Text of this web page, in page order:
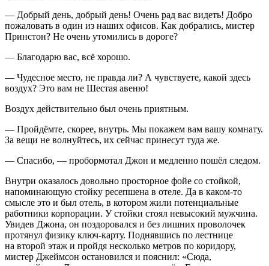
— Добрый день, добрый день! Очень рад вас видеть! Добро
пожаловать в один из наших офисов. Как добрались, мистер
Принстон? Не очень утомились в дороге?
— Благодарю вас, всё хорошо.
— Чудесное место, не правда ли? А чувствуете, какой здесь
воздух? Это вам не Шестая авеню!
Воздух действительно был очень приятным.
— Пройдёмте, скорее, внутрь. Мы покажем вам вашу комнату.
За вещи не волнуйтесь, их сейчас принесут туда же.
— Спасибо, — пробормотал Джон и медленно пошёл следом.
Внутри оказалось довольно просторное фойе со стойкой,
напоминающую стойку ресепшена в отеле. Да в каком-то
смысле это и был отель, в котором жили потенциальные
работники корпорации. У стойки стоял невысокий мужчина.
Увидев Джона, он поздоровался и без лишних проволочек
протянул физику ключ-карту. Поднявшись по лестнице
на второй этаж и пройдя несколько метров по коридору,
мистер Джеймсон остановился и пояснил: «Сюда,